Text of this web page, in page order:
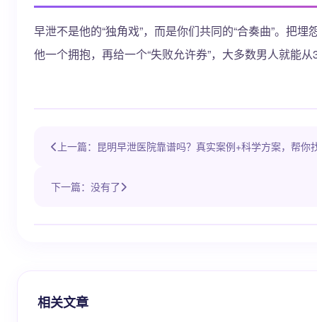
早泄不是他的“独角戏”，而是你们共同的“合奏曲”。把
他一个拥抱，再给一个“失败允许券”，大多数男人就
上一篇：昆明早泄医院靠谱吗？真实案例+科学方案，帮你
下一篇：没有了
相关文章